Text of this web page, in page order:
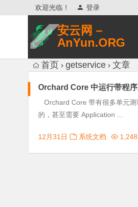
欢迎光临！ 登录
安云网 –
AnYun.ORG
网络安全研究、网络各种猎奇八卦。
首页 getservice 文章
Orchard Core 中运行带程
Orchard Core 带有很多单元测
的，甚至需要 Application ...
12月31日 系统文档